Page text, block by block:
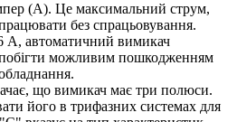
(А). Це максимальний струм,
без спрацьовування.
А, автоматичний вимикач
можливим пошкодженням
що вимикач має три полюси.
його в трифазних системах для